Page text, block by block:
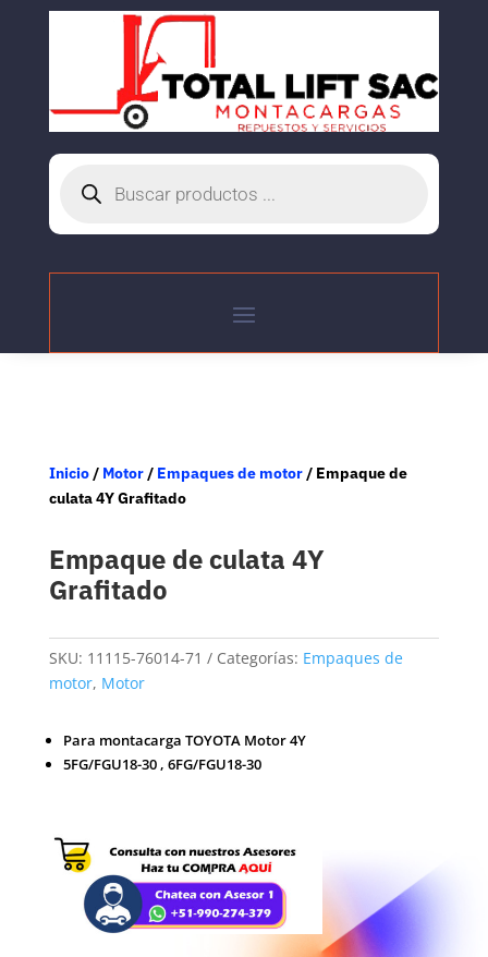
productos
Inicio/ Motor/ Empaques de motor/ Empaque de
culata 4Y Grafitado
Empaque de culata 4Y
Grafitado
SKU: 11115-76014-71 Categorías: Empaques de
motor, Motor
Para montacarga TOYOTA Motor 4Y
5FG/FGU18-30 , 6FG/FGU18-30